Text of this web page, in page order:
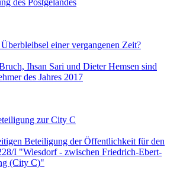
einer vergangenen Zeit?
Ihsan Sari und Dieter Hemsen sind
des Jahres 2017
zur City C
Beteiligung der Öffentlichkeit für den
I "Wiesdorf - zwischen Friedrich-Ebert-
(City C)"